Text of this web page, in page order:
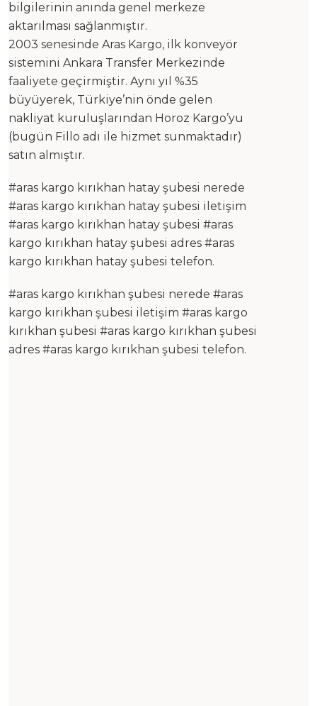
bilgilerinin anında genel merkeze
aktarılması sağlanmıştır.
2003 senesinde Aras Kargo, ilk konveyör
sistemini Ankara Transfer Merkezinde
faaliyete geçirmiştir. Aynı yıl %35
büyüyerek, Türkiye’nin önde gelen
nakliyat kuruluşlarından Horoz Kargo’yu
(bugün Fillo adı ile hizmet sunmaktadır)
satın almıştır.
#aras kargo kırıkhan hatay şubesi nerede
#aras kargo kırıkhan hatay şubesi iletişim
#aras kargo kırıkhan hatay şubesi #aras
kargo kırıkhan hatay şubesi adres #aras
kargo kırıkhan hatay şubesi telefon.
#aras kargo kırıkhan şubesi nerede #aras
kargo kırıkhan şubesi iletişim #aras kargo
kırıkhan şubesi #aras kargo kırıkhan şubesi
adres #aras kargo kırıkhan şubesi telefon.